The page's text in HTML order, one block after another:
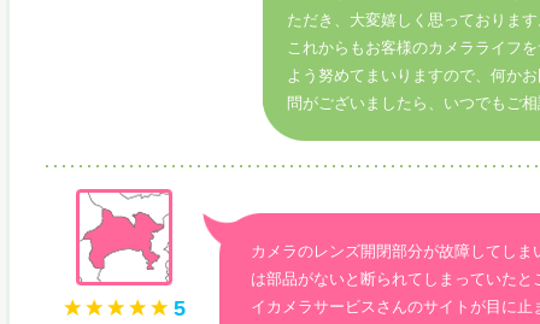
ただき、大変嬉しく思っておりま
これからもお客様のカメラライフ
よう努めてまいりますので、何か
問がございましたら、いつでもご
5
カメラのレンズ開閉部分が故障してしま
は部品がないと断られてしまっていたと
イカメラサービスさんのサイトが目に止